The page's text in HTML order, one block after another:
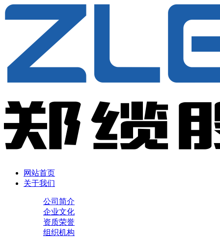
网站首页
关于我们
公司简介
企业文化
资质荣誉
组织机构